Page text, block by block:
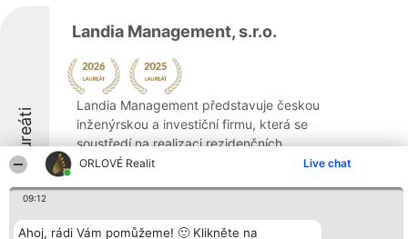
ORLOVÉ Realit Live chat
09:12
Ahoj, rádi Vám pomůžeme! 🙂 Klikněte na
Laureáti
Landia Management, s.r.o.
Landia Management představuje českou
inženýrskou a investiční firmu, která se
soustředí na realizaci rezidenčních,
rozvojových a volnočasových projektů v
počáteční ...